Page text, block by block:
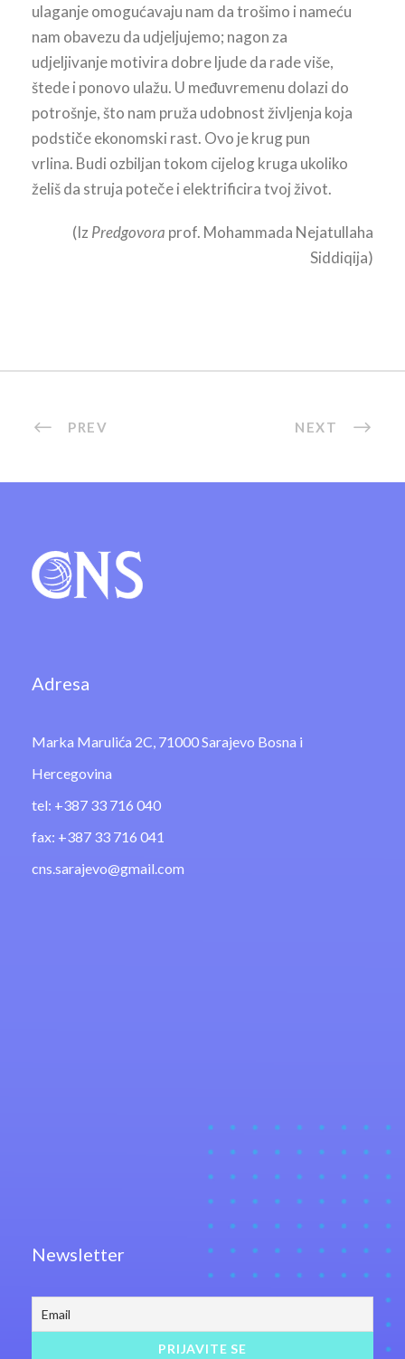
ulaganje omogućavaju nam da trošimo i nameću
nam obavezu da udjeljujemo; nagon za
udjeljivanje motivira dobre ljude da rade više,
štede i ponovo ulažu. U međuvremenu dolazi do
potrošnje, što nam pruža udobnost življenja koja
podstiče ekonomski rast. Ovo je krug pun
vrlina. Budi ozbiljan tokom cijelog kruga ukoliko
želiš da struja poteče i elektrificira tvoj život.
(Iz Predgovora prof. Mohammada Nejatullaha
Siddiqija)
PREV NEXT
Adresa
Marka Marulića 2C, 71000 Sarajevo Bosna i
Hercegovina
tel: +387 33 716 040
fax: +387 33 716 041
cns.sarajevo@gmail.com
Newsletter